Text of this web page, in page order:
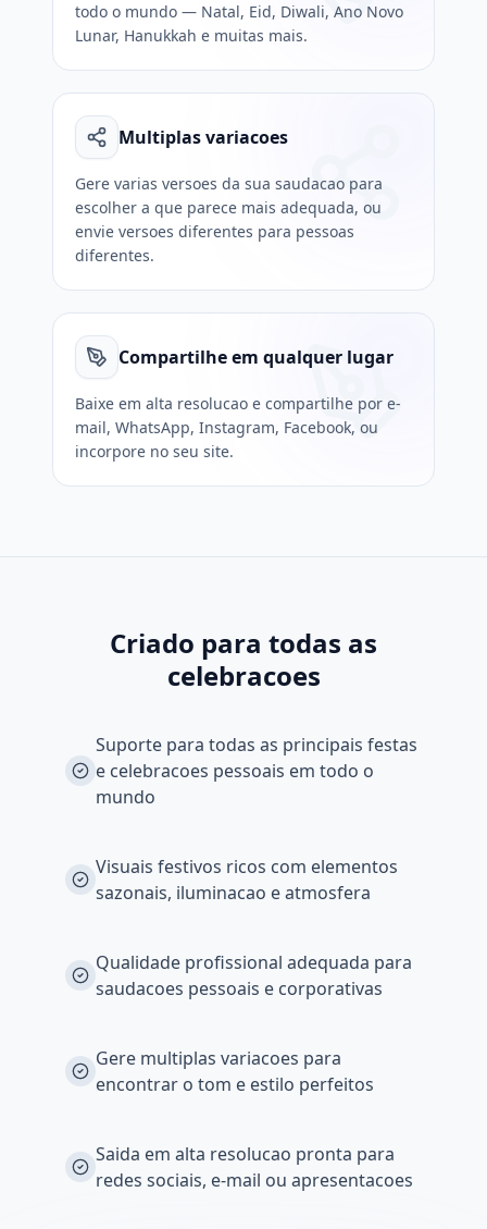
todo o mundo — Natal, Eid, Diwali, Ano Novo
Lunar, Hanukkah e muitas mais.
Multiplas variacoes
Gere varias versoes da sua saudacao para
escolher a que parece mais adequada, ou
envie versoes diferentes para pessoas
diferentes.
Compartilhe em qualquer lugar
Baixe em alta resolucao e compartilhe por e-
mail, WhatsApp, Instagram, Facebook, ou
incorpore no seu site.
Criado para todas as
celebracoes
Suporte para todas as principais festas
e celebracoes pessoais em todo o
mundo
Visuais festivos ricos com elementos
sazonais, iluminacao e atmosfera
Qualidade profissional adequada para
saudacoes pessoais e corporativas
Gere multiplas variacoes para
encontrar o tom e estilo perfeitos
Saida em alta resolucao pronta para
redes sociais, e-mail ou apresentacoes